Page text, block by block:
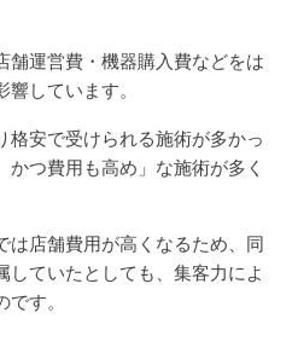
舗運営費・機器購入費などをは
しています。
格安で受けられる施術が多かっ
つ費用も高め」な施術が多く
は店舗費用が高くなるため、同
していたとしても、集客力によ
す。